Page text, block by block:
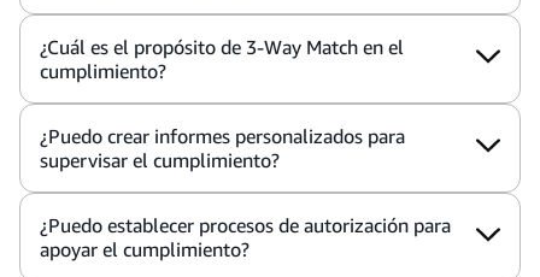
¿Cuál es el propósito de 3-Way Match en el
cumplimiento?
¿Puedo crear informes personalizados para
supervisar el cumplimiento?
¿Puedo establecer procesos de autorización para
apoyar el cumplimiento?